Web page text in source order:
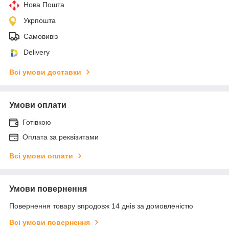
Нова Пошта
Укрпошта
Самовивіз
Delivery
Всі умови доставки
Умови оплати
Готівкою
Оплата за реквізитами
Всі умови оплати
Умови повернення
Повернення товару впродовж 14 днів за домовленістю
Всі умови повернення